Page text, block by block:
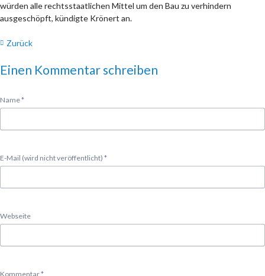
würden alle rechtsstaatlichen Mittel um den Bau zu verhindern
ausgeschöpft, kündigte Krönert an.
Zurück
Einen Kommentar schreiben
Pflichtfeld
Name*
Pflichtfeld
E-Mail (wird nicht veröffentlicht) *
Webseite
Pflichtfeld
Kommentar*